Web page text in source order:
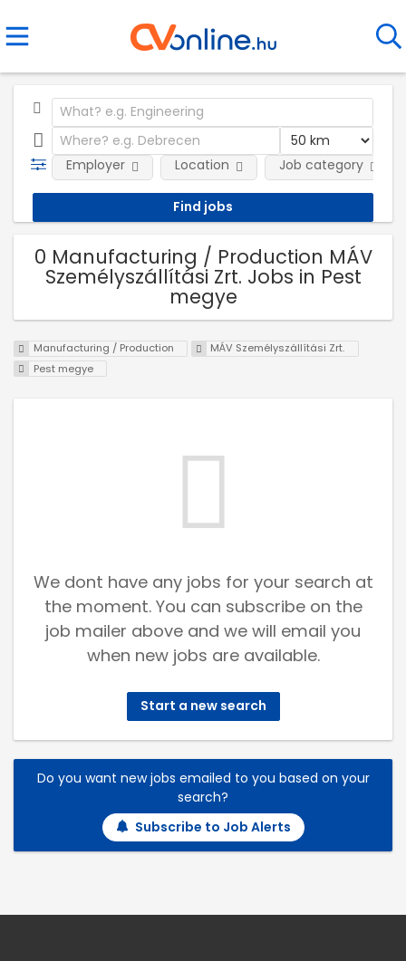
Employer Location Job category
0 Manufacturing / Production MÁV
Személyszállítási Zrt. Jobs in Pest
megye
Manufacturing / Production
MÁV Személyszállítási Zrt.
Pest megye
We dont have any jobs for your search at
the moment. You can subscribe on the
job mailer above and we will email you
when new jobs are available.
Start a new search
Do you want new jobs emailed to you based on your
search?
Subscribe to Job Alerts